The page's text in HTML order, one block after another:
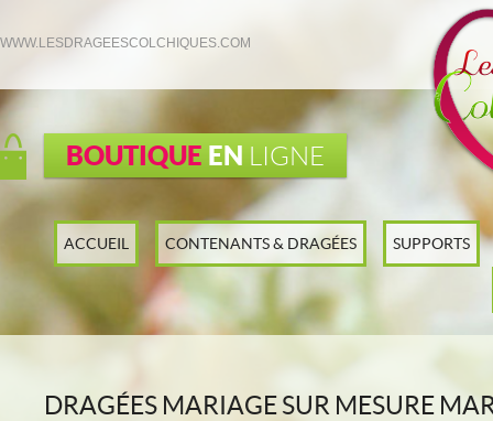
WWW.LESDRAGEESCOLCHIQUES.COM
BOUTIQUE EN LIGNE
ACCUEIL CONTENANTS & DRAGÉES SUPPORTS
DRAGÉES MARIAGE SUR MESURE